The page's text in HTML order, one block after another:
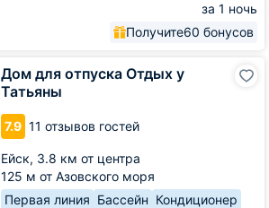
за 1 ночь
Получите60 бонусов
Дом для отпуска Отдых у
Татьяны
7.9 11 отзывов гостей
Ейск, 3.8 км от центра
125 м от Азовского моря
Первая линия Бассейн Кондиционер